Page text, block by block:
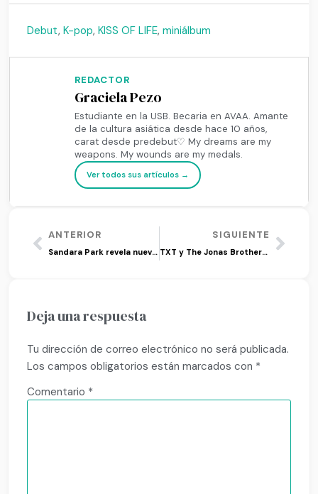
Debut,K-pop,KISS OF LIFE,miniálbum
REDACTOR
Graciela Pezo
Estudiante en la USB. Becaria en AVAA. Amante
de la cultura asiática desde hace 10 años,
carat desde predebut♡ My dreams are my
weapons. My wounds are my medals.
Ver todos sus artículos →
ANTERIOR
Sandara Park revela nuevas fotos para su mini álbum
SIGUIENTE
TXT y The Jonas Brothers se apoderan del verano con ‘Do It Like That’
Deja una respuesta
Tu dirección de correo electrónico no será publicada.
Los campos obligatorios están marcados con *
Comentario *